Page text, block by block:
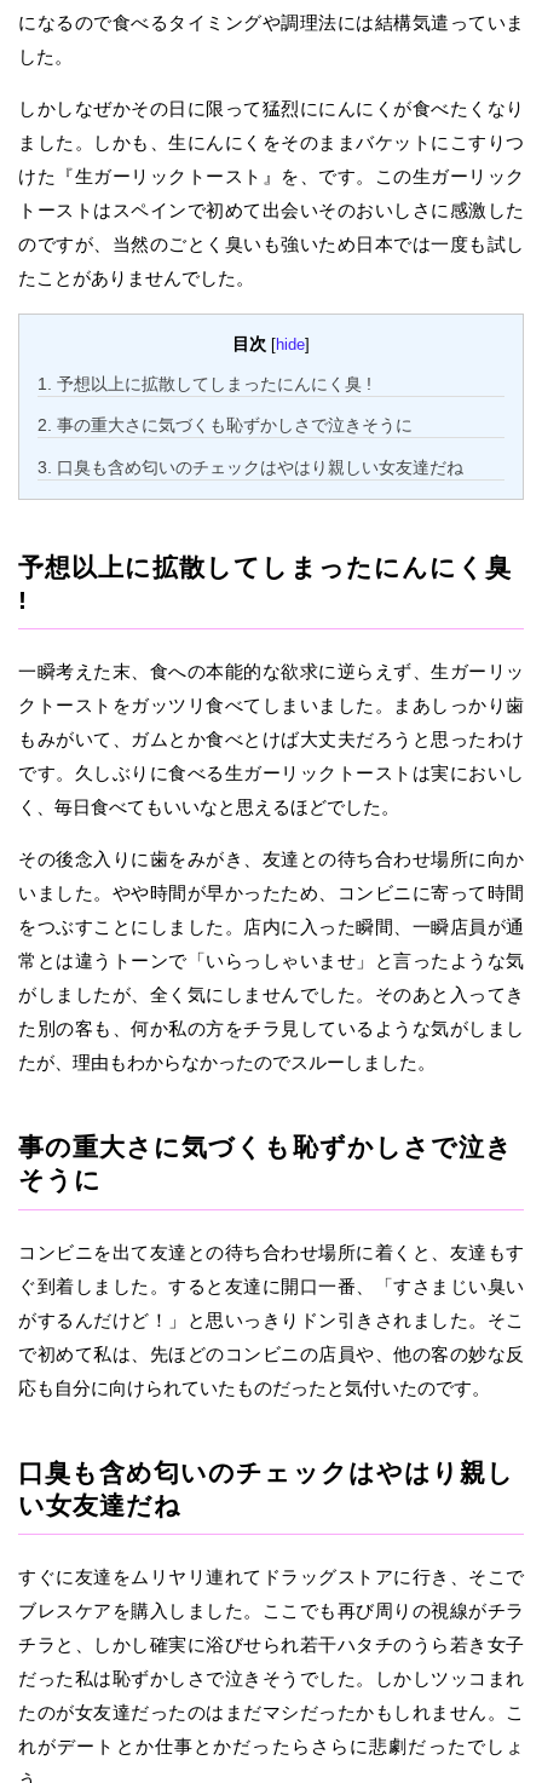
になるので食べるタイミングや調理法には結構気遣っていま
した。
しかしなぜかその日に限って猛烈ににんにくが食べたくなり
ました。しかも、生にんにくをそのままバケットにこすりつ
けた『生ガーリックトースト』を、です。この生ガーリック
トーストはスペインで初めて出会いそのおいしさに感激した
のですが、当然のごとく臭いも強いため日本では一度も試し
たことがありませんでした。
目次 [hide]
1. 予想以上に拡散してしまったにんにく臭 !
2. 事の重大さに気づくも恥ずかしさで泣きそうに
3. 口臭も含め匂いのチェックはやはり親しい女友達だね
予想以上に拡散してしまったにんにく臭
!
一瞬考えた末、食への本能的な欲求に逆らえず、生ガーリッ
クトーストをガッツリ食べてしまいました。まあしっかり歯
もみがいて、ガムとか食べとけば大丈夫だろうと思ったわけ
です。久しぶりに食べる生ガーリックトーストは実においし
く、毎日食べてもいいなと思えるほどでした。
その後念入りに歯をみがき、友達との待ち合わせ場所に向か
いました。やや時間が早かったため、コンビニに寄って時間
をつぶすことにしました。店内に入った瞬間、一瞬店員が通
常とは違うトーンで「いらっしゃいませ」と言ったような気
がしましたが、全く気にしませんでした。そのあと入ってき
た別の客も、何か私の方をチラ見しているような気がしまし
たが、理由もわからなかったのでスルーしました。
事の重大さに気づくも恥ずかしさで泣き
そうに
コンビニを出て友達との待ち合わせ場所に着くと、友達もす
ぐ到着しました。すると友達に開口一番、「すさまじい臭い
がするんだけど！」と思いっきりドン引きされました。そこ
で初めて私は、先ほどのコンビニの店員や、他の客の妙な反
応も自分に向けられていたものだったと気付いたのです。
口臭も含め匂いのチェックはやはり親し
い女友達だね
すぐに友達をムリヤリ連れてドラッグストアに行き、そこで
ブレスケアを購入しました。ここでも再び周りの視線がチラ
チラと、しかし確実に浴びせられ若干ハタチのうら若き女子
だった私は恥ずかしさで泣きそうでした。しかしツッコまれ
たのが女友達だったのはまだマシだったかもしれません。こ
れがデートとか仕事とかだったらさらに悲劇だったでしょ